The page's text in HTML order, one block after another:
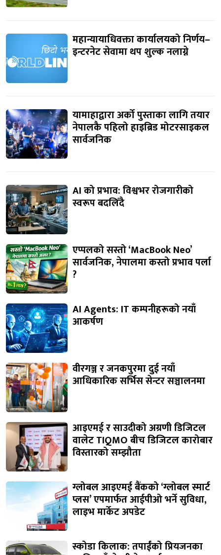
महान्यायाधिवक्ता कार्यालयको निर्णय–
इन्टरनेट सेवामा थप शुल्क नलाग्ने
यामाहाद्वारा अर्को पुस्ताका लागि तयार
नेपालकै पहिलो हाइब्रिड मोटरसाइकल
सार्वजनिक
AI को प्रभाव: विश्वभर रोजगारीको
स्वरूप बदलिँदै
एप्पलको सस्तो ‘MacBook Neo’
सार्वजनिक, नेपालमा कस्तो प्रभाव पर्ला
?
AI Agents: IT कम्पनीहरूको नयाँ
आकर्षण
वीरगञ्ज र जनकपुरमा दुई नयाँ
आधिकारिक सर्भिस सेन्टर सञ्चालनमा
आइएमई र साउदीको अग्रणी डिजिटल
वालेट TIQMO बीच डिजिटल कारोबार
विस्तारको सम्झौता
ग्लोबल आइएमई बैंकको ‘ग्लोबल स्मार्ट
प्लस’ एपमार्फत आईपीओ भर्ने सुविधा,
लाइभ मार्केट अपडेट
स्कोडा किलाक: तपाईंको प्रियजनका